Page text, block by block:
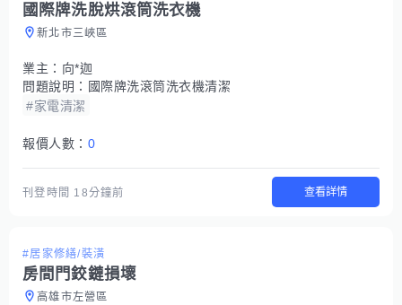
國際牌洗脫烘滾筒洗衣機
新北市三峽區
業主： 向*迦
問題說明： 國際牌洗滾筒洗衣機清潔
#家電清潔
報價人數： 0
刊登時間 18分鐘前 查看詳情
#居家修繕/裝潢
房間門鉸鏈損壞
高雄市左營區